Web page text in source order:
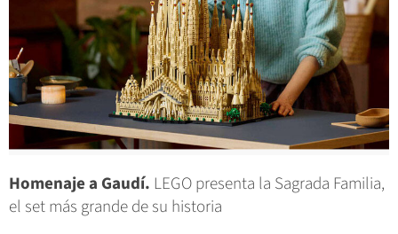
Homenaje a Gaudí. LEGO presenta la Sagrada Familia,
el set más grande de su historia